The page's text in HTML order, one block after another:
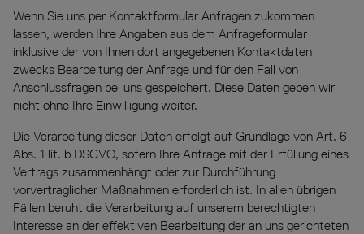
Wenn Sie uns per Kontaktformular Anfragen zukommen
lassen, werden Ihre Angaben aus dem Anfrageformular
inklusive der von Ihnen dort angegebenen Kontaktdaten
zwecks Bearbeitung der Anfrage und für den Fall von
Anschlussfragen bei uns gespeichert. Diese Daten geben wir
nicht ohne Ihre Einwilligung weiter.
Die Verarbeitung dieser Daten erfolgt auf Grundlage von Art. 6
Abs. 1 lit. b DSGVO, sofern Ihre Anfrage mit der Erfüllung eines
Vertrags zusammenhängt oder zur Durchführung
vorvertraglicher Maßnahmen erforderlich ist. In allen übrigen
Fällen beruht die Verarbeitung auf unserem berechtigten
Interesse an der effektiven Bearbeitung der an uns gerichteten